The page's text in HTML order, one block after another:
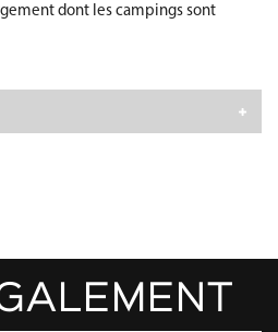
dont les campings sont